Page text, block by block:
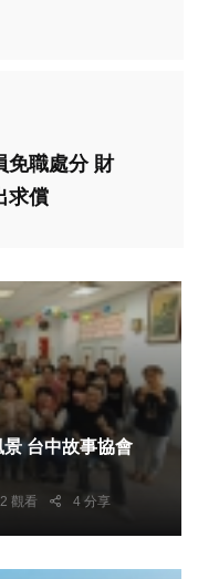
免職處分 財
求償
台中故事協會
觀看 4 分享